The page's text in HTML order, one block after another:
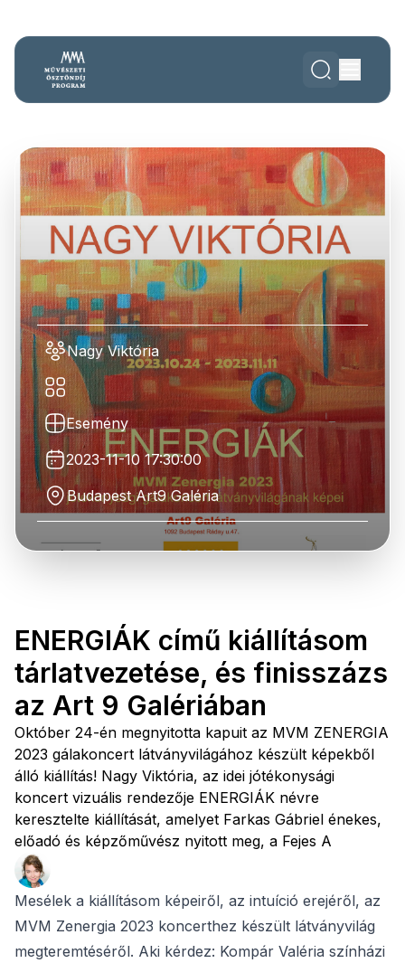
Nagy Viktória
Esemény
2023-11-10 17:30:00
Budapest Art9 Galéria
ENERGIÁK című kiállításom
tárlatvezetése, és finisszázs
az Art 9 Galériában
Október 24-én megnyitotta kapuit az MVM ZENERGIA
2023 gálakoncert látványvilágához készült képekből
álló kiállítás! Nagy Viktória, az idei jótékonysági
koncert vizuális rendezője ENERGIÁK névre
keresztelte kiállítását, amelyet Farkas Gábriel énekes,
előadó és képzőművész nyitott meg, a Fejes A
Mesélek a kiállításom képeiről, az intuíció erejéről, az
MVM Zenergia 2023 koncerthez készült látványvilág
megteremtéséről. Aki kérdez: Kompár Valéria színházi